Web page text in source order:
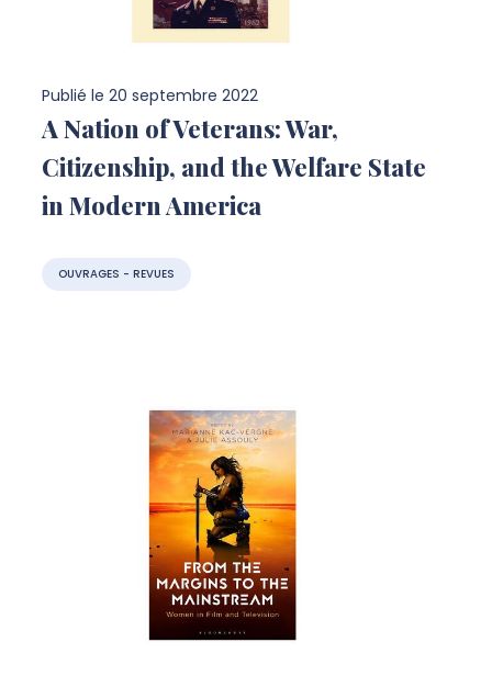
Publié le 20 septembre 2022
A Nation of Veterans: War,
Citizenship, and the Welfare State
in Modern America
OUVRAGES - REVUES